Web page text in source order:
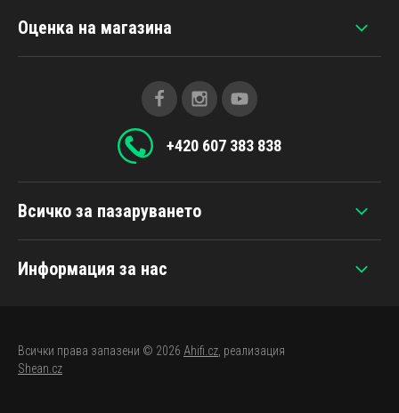
Всичко за пазаруването
Информация за нас
Оценка на магазина
+420 607 383 838
Всички права запазени © 2026 Ahifi.cz , реализация
Shean.cz